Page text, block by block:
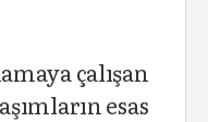
çalışan
esas